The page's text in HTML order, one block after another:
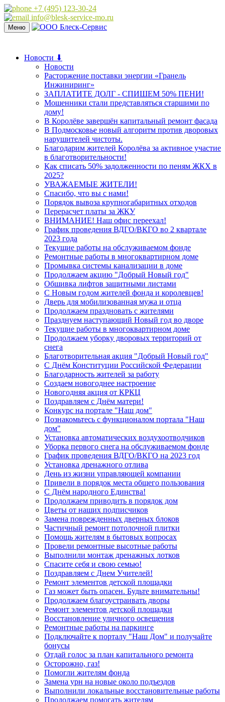
+7 (495) 123-30-24
info@blesk-service-mo.ru
Меню
Новости ⬇
Новости
Расторжение поставки энергии «Гранель
Инжиниринг»
ЗАПЛАТИТЕ ДОЛГ - СПИШЕМ 50% ПЕНИ!
Мошенники стали представляться старшими по
дому!
В Королёве завершён капитальный ремонт фасада
В Подмосковье новый алгоритм против дворовых
нарушителей чистоты.
Благодарим жителей Королёва за активное участие
в благотворительности!
Как списать 50% задолженности по пеням ЖКХ в
2025?
УВАЖАЕМЫЕ ЖИТЕЛИ!
Спасибо, что вы с нами!
Порядок вывоза крупногабаритных отходов
Перерасчет платы за ЖКУ
ВНИМАНИЕ! Наш офис переехал!
График проведения ВДГО/ВКГО во 2 квартале
2023 года
Текущие работы на обслуживаемом фонде
Ремонтные работы в многоквартирном доме
Промывка системы канализации в доме
Продолжаем акцию "Добрый Новый год"
Обшивка лифтов защитными листами
C Новым годом жителей фонда и королевцев!
Дверь для мобилизованная мужа и отца
Продолжаем праздновать с жителями
Празднуем наступающий Новый год во дворе
Текущие работы в многоквартирном доме
Продолжаем уборку дворовых территорий от
снега
Благотворительная акция "Добрый Новый год"
С Днём Конституции Российской Федерации
Благодарность жителей за работу
Создаем новогоднее настроение
Новогодняя акция от КРКЦ
Поздравляем с Днём матери!
Конкурс на портале "Наш дом"
Познакомьтесь с функционалом портала "Наш
дом"
Установка автоматических воздухоотводчиков
Уборка первого снега на обслуживаемом фонде
График проведения ВДГО/ВКГО на 2023 год
Установка дренажного отлива
День из жизни управляющей компании
Привели в порядок места общего пользования
С Днём народного Единства!
Продолжаем приводить в порядок дом
Цветы от наших подписчиков
Замена поврежденных дверных блоков
Частичный ремонт потолочной плитки
Помощь жителям в бытовых вопросах
Провели ремонтные высотные работы
Выполнили монтаж дренажных лотков
Спасите себя и свою семью!
Поздравляем с Днем Учителей!
Ремoнт элементов детской площадки
Газ может быть опасен. Будьте внимательны!
Продолжаем благоустраивать дворы
Ремонт элементов детской площадки
Восстановление уличного освещения
Ремонтные работы на паркинге
Подключайте к порталу "Наш Дом" и получайте
бонусы
Отдай голос за план капитального ремонта
Осторожно, газ!
Помогли жителям фонда
Замена урн на новые около подъездов
Выполнили локальные восстановительные работы
Продолжаем помогать жителям